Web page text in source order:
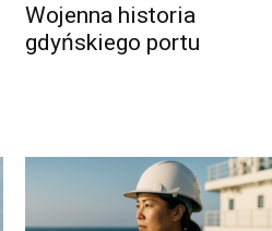
Wojenna historia
gdyńskiego portu